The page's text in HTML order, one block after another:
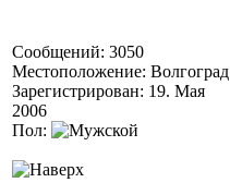
Сообщений: 3050
Местоположение: Волгоград
Зарегистрирован: 19. Мая
2006
Пол: